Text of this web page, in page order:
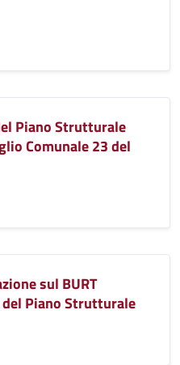
Piano Strutturale
Comunale 23 del
sul BURT
Piano Strutturale